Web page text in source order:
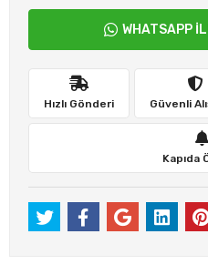
WHATSAPP
Hızlı Gönderi Güvenli
Kapıda